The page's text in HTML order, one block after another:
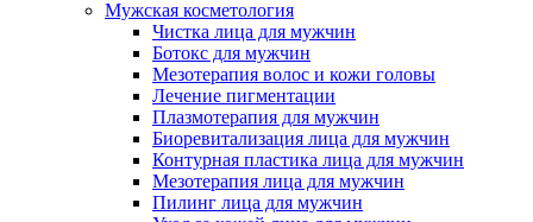
Мужская косметология
Чистка лица для мужчин
Ботокс для мужчин
Мезотерапия волос и кожи головы
Лечение пигментации
Плазмотерапия для мужчин
Биоревитализация лица для мужчин
Контурная пластика лица для мужчин
Мезотерапия лица для мужчин
Пилинг лица для мужчин